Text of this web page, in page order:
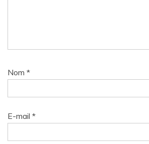
Nom *
E-mail *